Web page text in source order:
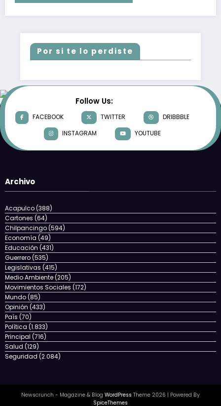
Por si te lo perdiste
Follow Us:
FACEBOOK TWITTER
DRIBBBLE
INSTAGRAM
YOUTUBE
Archivo
Acapulco(388)
Cartones (64)
Chilpancingo(594)
Economía (49)
Educación (431)
Guerrero(535)
Legislativas (415)
Medio Ambiente(205)
Movimientos Sociales (172)
Mundo(85)
Opinión (433)
País (70)
Política (1.833)
Principal (716)
Salud (129)
Seguridad (2.084)
Newscrunch - Magazine & Blog WordPress Theme 2026 | Powered By
SpiceThemes